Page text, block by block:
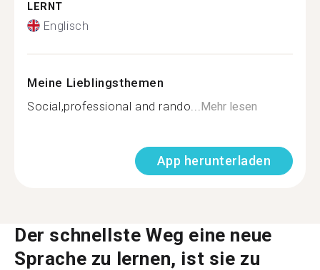
LERNT
Englisch
Meine Lieblingsthemen
Social,professional and rando... Mehr lesen
App herunterladen
Der schnellste Weg eine neue
Sprache zu lernen, ist sie zu